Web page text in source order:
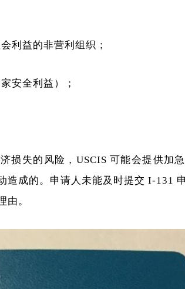
利益的非营利组织；
安全利益）；
损失的风险，USCIS 可能会提供加
造成的。申请人未能及时提交 I-131
由。